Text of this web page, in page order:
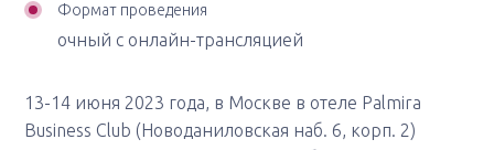
Формат проведения
очный с онлайн-трансляцией
13-14 июня 2023 года, в Москве в отеле Palmira
Business Club (Новоданиловская наб. 6, корп. 2)